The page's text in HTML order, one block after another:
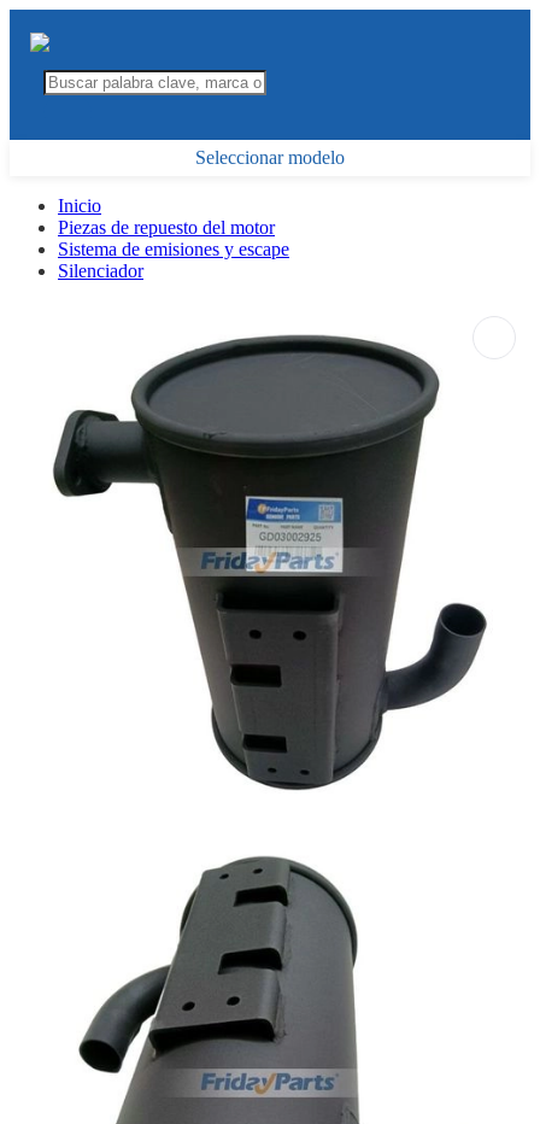
Seleccionar modelo
Inicio
Piezas de repuesto del motor
Sistema de emisiones y escape
Silenciador